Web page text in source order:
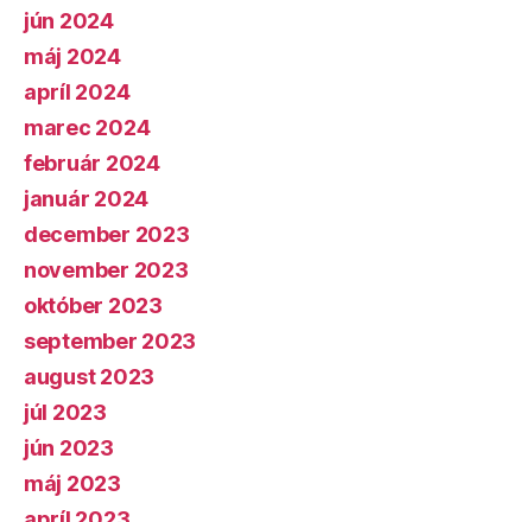
jún 2024
máj 2024
apríl 2024
marec 2024
február 2024
január 2024
december 2023
november 2023
október 2023
september 2023
august 2023
júl 2023
jún 2023
máj 2023